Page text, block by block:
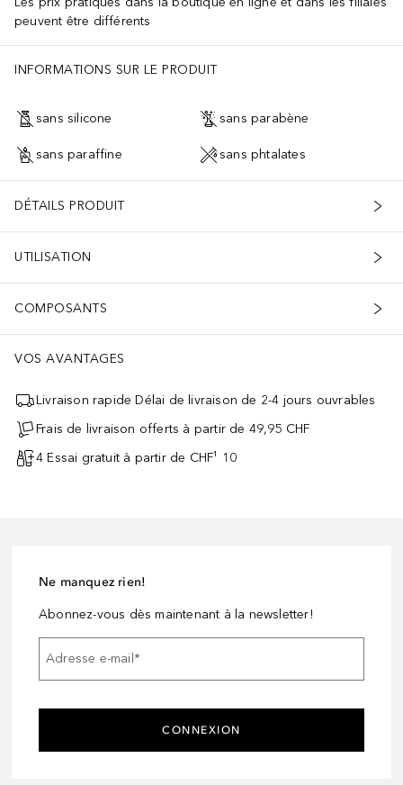
peuvent être différents
INFORMATIONS SUR LE PRODUIT
sans silicone sans parabène
sans paraffine sans phtalates
DÉTAILS PRODUIT
UTILISATION
COMPOSANTS
VOS AVANTAGES
Livraison rapide Délai de livraison de 2-4 jours ouvrables
Frais de livraison offerts à partir de 49,95 CHF
4 Essai gratuit à partir de CHF¹ 10
Ne manquez rien!
Abonnez-vous dès maintenant à la newsletter!
Adresse e-mail*
CONNEXION